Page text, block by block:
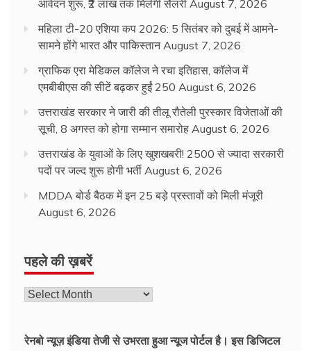
आवेदन शुरू, ₹2 लाख तक मिलेगी सैलरी August 7, 2026
महिला टी-20 एशिया कप 2026: 5 सितंबर को दुबई में आमने-
सामने होंगे भारत और पाकिस्तान August 7, 2026
ग्राफिक एरा मेडिकल कॉलेज ने रचा इतिहास, कॉलेज में
एमबीबीएस की सीटें बढ़कर हुईं 250 August 6, 2026
उत्तराखंड सरकार ने जारी की तीलू रौतेली पुरस्कार विजेताओं की
सूची, 8 अगस्त को होगा सम्मान समारोह August 6, 2026
उत्तराखंड के युवाओं के लिए खुशखबरी! 2500 से ज्यादा सरकारी
पदों पर जल्द शुरू होगी भर्ती August 6, 2026
MDDA बोर्ड बैठक में इन 25 बड़े प्रस्तावों को मिली मंजूरी
August 6, 2026
पहले की ख़बरें
रेनबो न्यूज़ इंडिया तेजी से उभरता हुआ न्‍यूज पोर्टल है। इस डिजिटल